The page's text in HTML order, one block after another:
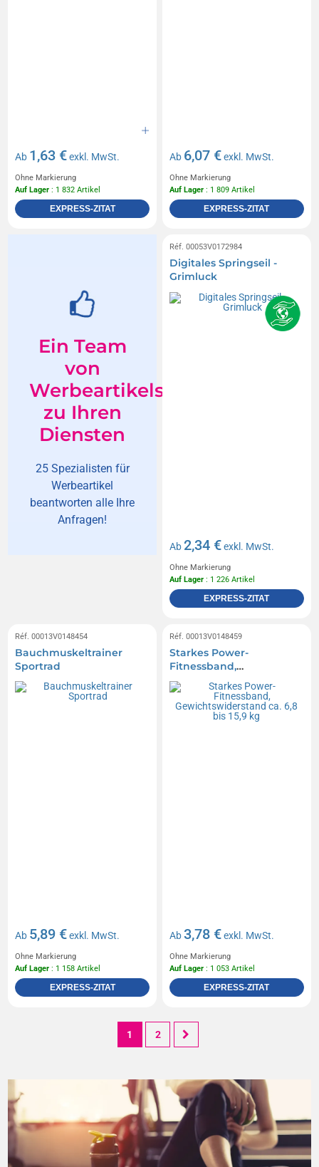
Ab 1,63 €exkl. MwSt.
Ohne Markierung
Auf Lager : 1 832 Artikel
EXPRESS-ZITAT
Ab 6,07 €exkl. MwSt.
Ohne Markierung
Auf Lager : 1 809 Artikel
EXPRESS-ZITAT
Ein Team
von
Werbeartikelspezialisten
zu Ihren
Diensten
25 Spezialisten für
Werbeartikel
beantworten alle Ihre
Anfragen!
Réf. 00053V0172984
Digitales Springseil -
Grimluck
Ab2,34 €exkl. MwSt.
Ohne Markierung
Auf Lager : 1 226 Artikel
EXPRESS-ZITAT
Réf. 00013V0148454
Bauchmuskeltrainer
Sportrad
Ab 5,89 €exkl. MwSt.
Ohne Markierung
Auf Lager : 1 158 Artikel
EXPRESS-ZITAT
Réf. 00013V0148459
Starkes Power-
Fitnessband,
Gewichtswiderstand ca.
6,8 bis 15,9 kg
Ab3,78 €exkl. MwSt.
Ohne Markierung
Auf Lager : 1 053 Artikel
EXPRESS-ZITAT
1 2